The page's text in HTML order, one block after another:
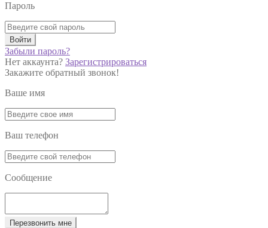
Пароль
Войти
Забыли пароль?
Нет аккаунта? Зарегистрироваться
Закажите обратный звонок!
Ваше имя
Ваш телефон
Сообщение
Перезвонить мне